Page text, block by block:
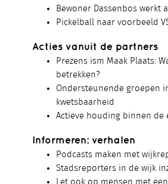
Bewoner Dassenbos werkt
Pickelball naar voorbeeld
Acties vanuit de partners
Prezens ism Maak Plaats:
betrekken?
Ondersteunende groepen
kwetsbaarheid
Actieve houding binnen de
Informeren: verhalen
Podcasts maken met
Stadsreporters in de wijk
Let ook op mensen met